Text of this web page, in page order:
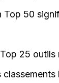
Top 50
25 outils